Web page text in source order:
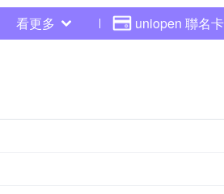
看更多 uniopen 聯名卡